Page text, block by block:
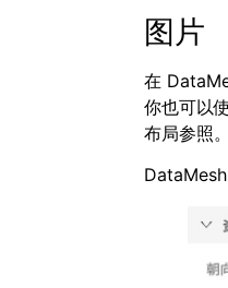
图片
在
你也可以
布局参照。